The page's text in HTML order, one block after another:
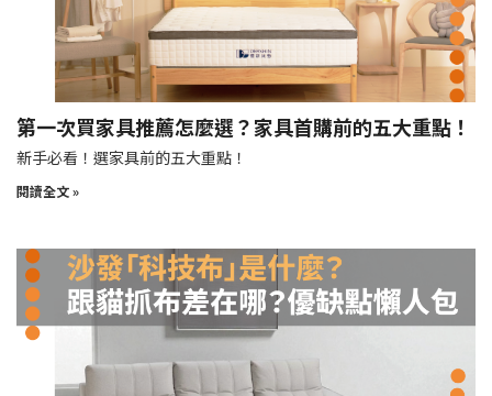
第一次買家具推薦怎麼選？家具首購前的五大重點！
新手必看！選家具前的五大重點！
閱讀全文 »